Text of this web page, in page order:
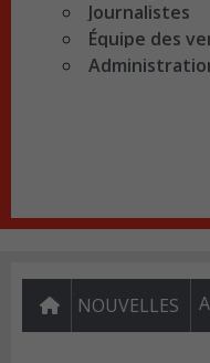
Journalistes
Équipe des
NOUVELLES